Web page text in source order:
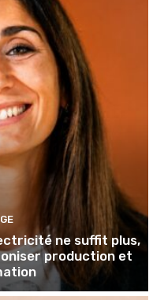
ne suffit plus,
production et